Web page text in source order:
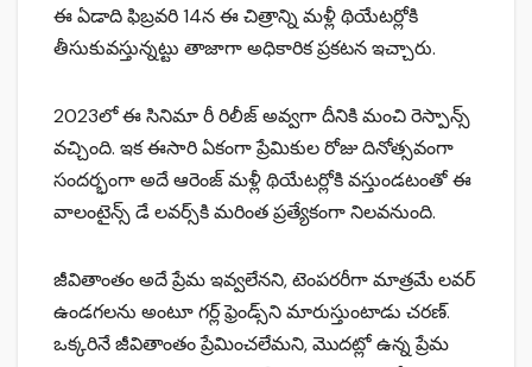
ఈ ఏడాది ఫిబ్రవరి 14న ఈ చిత్రాన్ని మళ్లీ థియేటర్లోకి
తీసుకువస్తున్నట్టు తాజాగా అధికారిక ప్రకటన ఇచ్చారు.
2023లో ఈ సినిమా రీ రిలీజ్‌ అవ్వగా దీనికి మంచి రెస్పాన్స్‌
వచ్చింది. ఇక ఈసారి ఏకంగా ప్రేమికుల రోజు దినోత్సవంగా
సందర్భంగా అదే ఆరెంజ్‌ మళ్లీ థియేటర్లోకి వస్తుండటంతో ఈ
వాలంటైన్స్‌ డే లవర్స్‌కి మరింత ప్రత్యేకంగా నిలవనుంది.
జీవితాంతం అదే ప్రేమ ఇవ్వలేనని, టెంపరరీగా మాత్రమే లవర్‌
ఉండగలను అంటూ గర్ల్‌ ఫ్రెండ్స్‌ని మారుస్తుంటాడు చరణ్‌.
ఒక్కరినే జీవితాంతం ప్రేమించలేమని, మొదట్లో ఉన్న ప్రేమ